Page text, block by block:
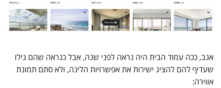
אגב, ככה עמוד הבית היה נראה לפני שנה, אבל כנראה שהם גילו
שעדיף להם להציג ישירות את אפשרויות הלינה, ולא סתם תמונת
אווירה: